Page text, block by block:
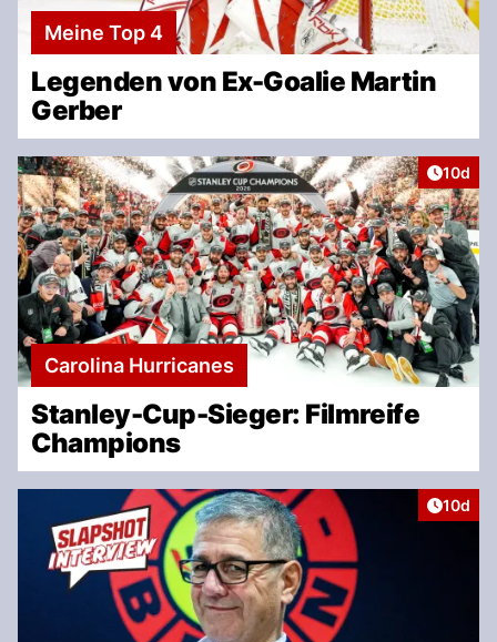
Meine Top 4
Legenden von Ex-Goalie Martin
Gerber
Artikel
10d
Carolina Hurricanes
Stanley-Cup-Sieger: Filmreife
Champions
Artikel
10d